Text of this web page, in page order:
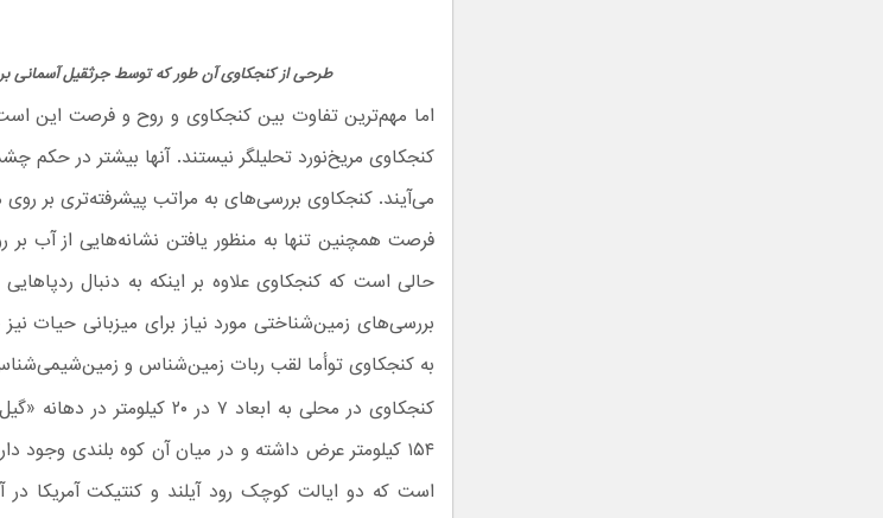
طرحی از کنجکاوی آن طور که توسط جرثقیل آسمانی
اما مهم‌ترین تفاوت بین کنجکاوی و روح و فرصت این
کنجکاوی مریخ‌نورد تحلیلگر نیستند. آنها بیشتر در
می‌آیند. کنجکاوی بررسی‌های به مراتب پیشرفته‌تری بر
فرصت همچنین تنها به منظور یافتن نشانه‌هایی از آب
حالی است که کنجکاوی علاوه بر اینکه به دنبال
بررسی‌های زمین‌شناختی مورد نیاز برای میزبانی حیات
به کنجکاوی توأما لقب ربات زمین‌شناس و
کنجکاوی در محلی به ابعاد ۷ در
۱۵۴ کیلومتر عرض داشته و در میان آن کوه بلندی
است که دو ایالت کوچک رود آیلند و کنتیکت آمریکا